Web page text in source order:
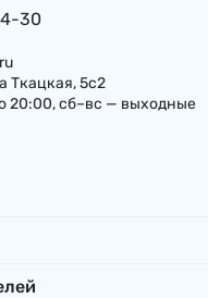
30
Ткацкая, 5с2
20:00, сб–вс — выходные